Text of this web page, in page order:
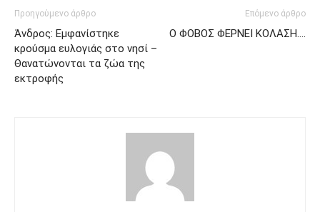
Προηγούμενο άρθρο
Άνδρος: Εμφανίστηκε
κρούσμα ευλογιάς στο νησί –
Θανατώνονται τα ζώα της
εκτροφής
Επόμενο άρθρο
Ο ΦΟΒΟΣ ΦΕΡΝΕΙ ΚΟΛΑΣΗ….